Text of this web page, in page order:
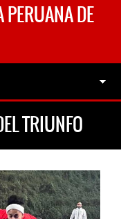
PERUANA DE
TRIUNFO